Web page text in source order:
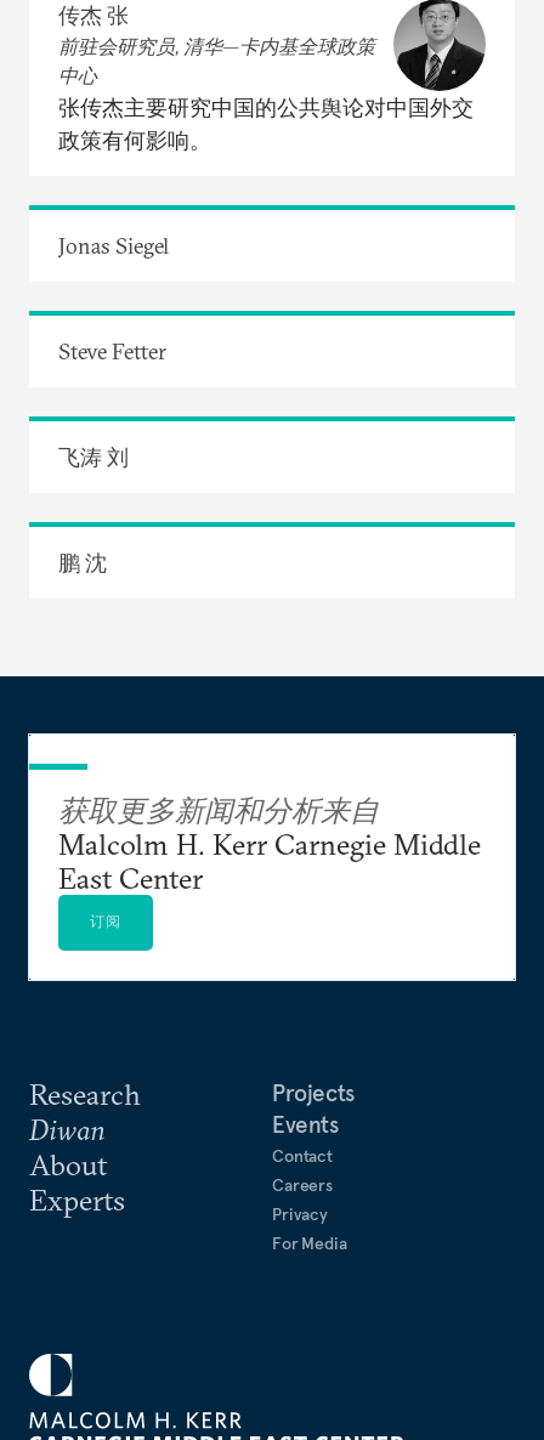
传杰 张
前驻会研究员, 清华—卡内基全球政策
中心
张传杰主要研究中国的公共舆论对中国外交
政策有何影响。
Jonas Siegel
Steve Fetter
飞涛 刘
鹏 沈
Research
Diwan
About
Experts
Projects
Events
Contact
Careers
Privacy
For Media
获取更多新闻和分析来自
Malcolm H. Kerr Carnegie Middle
East Center
订阅